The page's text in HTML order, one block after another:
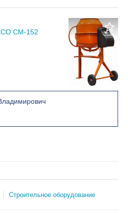
CM-152
Строительное оборудование